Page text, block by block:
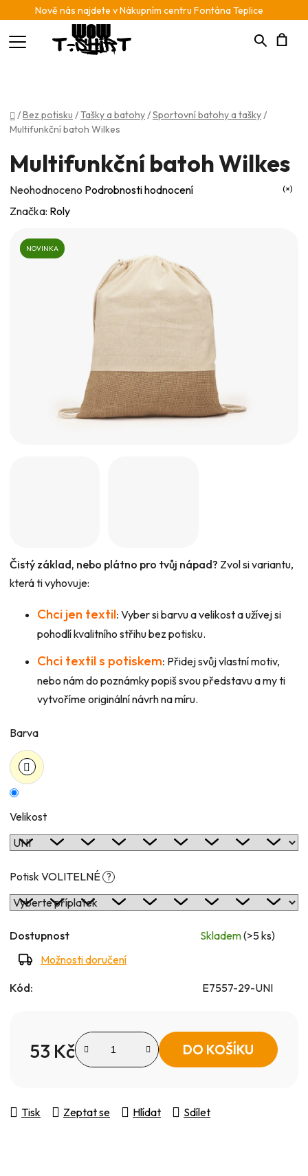
Nově nás najdete v Nákupním centru Fontána Teplice
Hledat
Domů
/Bez potisku /Tašky a batohy/Sportovní batohy a tašky/
Multifunkční batoh Wilkes
Čistý základ, nebo plátno pro tvůj nápad? Zvol si variantu,
která ti vyhovuje:
Chci jen textil: Vyber si barvu a velikost a užívej si
pohodlí kvalitního střihu bez potisku.
Chci textil s potiskem: Přidej svůj vlastní motiv,
nebo nám do poznámky popiš svou představu a my ti
vytvoříme originální návrh na míru.
Barva
Velikost
Potisk VOLITELNÉ ?
Dostupnost Skladem(>5 ks)
Možnosti doručení
Kód: E7557-29-UNI
53 Kč
Měrná cena:
DO KOŠÍKU
Tisk Zeptat se Hlídat Sdílet
Multifunkční batoh Wilkes
Průměrné
hodnocení
0,0
Neohodnoceno Podrobnosti hodnocení
Značka: Roly
NOVINKA